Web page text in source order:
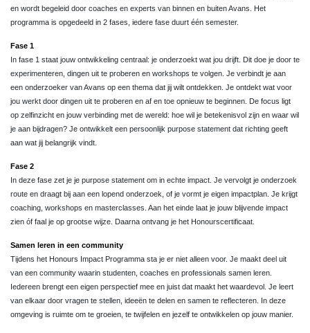
en wordt begeleid door coaches en experts van binnen en buiten Avans. Het
programma is opgedeeld in 2 fases, iedere fase duurt één semester.
Fase 1
In fase 1 staat jouw ontwikkeling centraal: je onderzoekt wat jou drijft. Dit doe je door te
experimenteren, dingen uit te proberen en workshops te volgen. Je verbindt je aan
een onderzoeker van Avans op een thema dat jij wilt ontdekken. Je ontdekt wat voor
jou werkt door dingen uit te proberen en af en toe opnieuw te beginnen. De focus ligt
op zelfinzicht en jouw verbinding met de wereld: hoe wil je betekenisvol zijn en waar wil
je aan bijdragen? Je ontwikkelt een persoonlijk purpose statement dat richting geeft
aan wat jij belangrijk vindt.
Fase 2
In deze fase zet je je purpose statement om in echte impact. Je vervolgt je onderzoek
route en draagt bij aan een lopend onderzoek, of je vormt je eigen impactplan. Je krijgt
coaching, workshops en masterclasses. Aan het einde laat je jouw blijvende impact
zien óf faal je op grootse wijze. Daarna ontvang je het Honourscertificaat.
Samen leren in een community
Tijdens het Honours Impact Programma sta je er niet alleen voor. Je maakt deel uit
van een community waarin studenten, coaches en professionals samen leren.
Iedereen brengt een eigen perspectief mee en juist dat maakt het waardevol. Je leert
van elkaar door vragen te stellen, ideeën te delen en samen te reflecteren. In deze
omgeving is ruimte om te groeien, te twijfelen en jezelf te ontwikkelen op jouw manier.